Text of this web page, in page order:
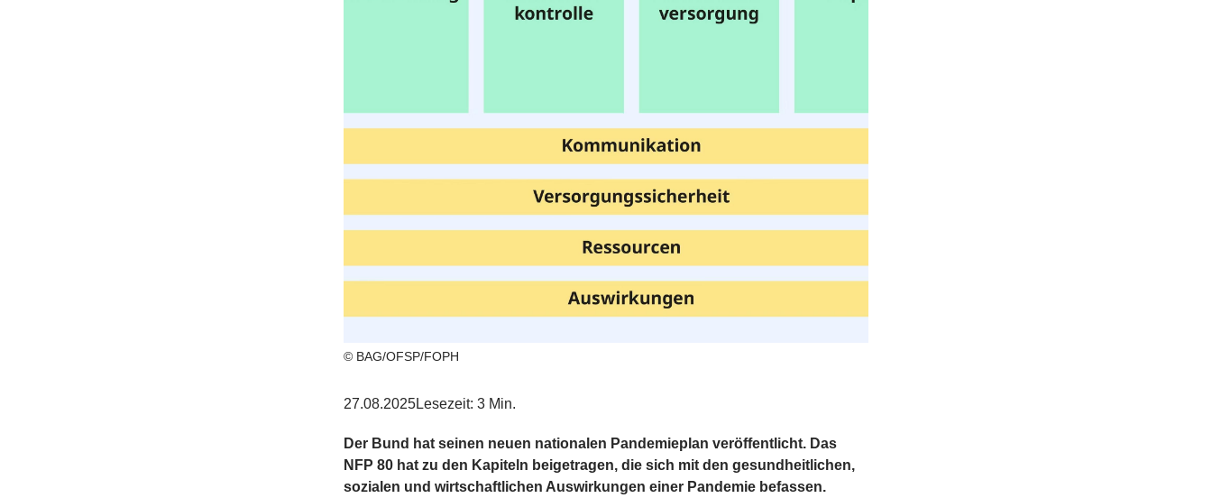
© BAG/OFSP/FOPH
27.08.2025Lesezeit: 3 Min.
Der Bund hat seinen neuen nationalen Pandemieplan veröffentlicht. Das
NFP 80 hat zu den Kapiteln beigetragen, die sich mit den gesundheitlichen,
sozialen und wirtschaftlichen Auswirkungen einer Pandemie befassen.